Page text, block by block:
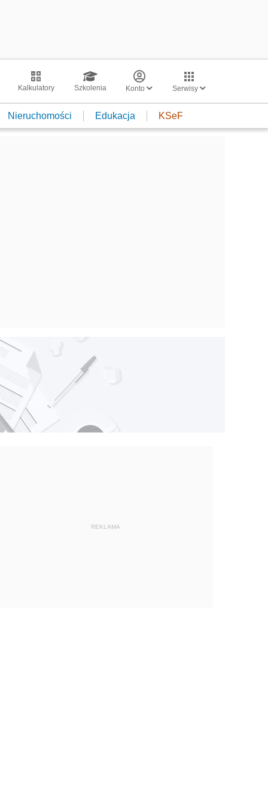
Kalkulatory Szkolenia Konto Serwisy
Nieruchomości Edukacja KSeF
REKLAMA